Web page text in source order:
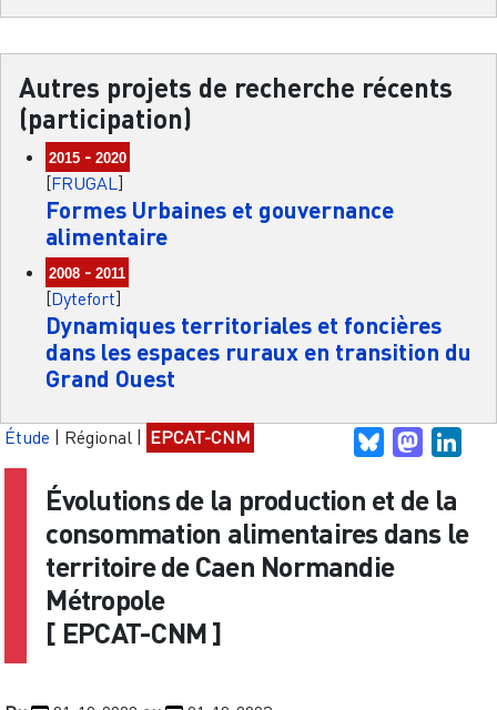
Autres projets de recherche récents
(participation)
2015 -2020
[FRUGAL]
Formes Urbaines et gouvernance
alimentaire
2008 -2011
[Dytefort]
Dynamiques territoriales et foncières
dans les espaces ruraux en transition du
Grand Ouest
Étude Régional EPCAT-CNM Bluesky
Évolutions de la production et de la
consommation alimentaires dans le
territoire de Caen Normandie
Métropole
[ EPCAT-CNM]